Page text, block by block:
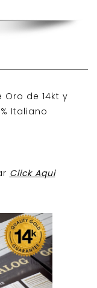
Oro de 14kt y
Italiano
Click Aqui